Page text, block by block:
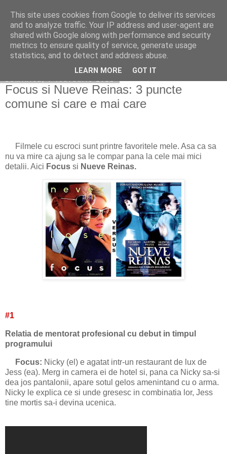
Becerescu.ro
Focus si Nueve Reinas: 3 puncte
comune si care e mai care
Filmele cu escroci sunt printre favoritele mele. Asa ca sa
nu va mire ca ajung sa le compar pana la cele mai mici
detalii. Aici Focus si Nueve Reinas.
#1
Relatia de mentorat profesional cu debut in timpul
programului
Focus: Nicky (el) e agatat intr-un restaurant de lux de
Jess (ea). Merg in camera ei de hotel si, pana ca Nicky sa-si
dea jos pantalonii, apare sotul gelos amenintand cu o arma.
Nicky le explica ce si unde gresesc in combinatia lor, Jess
tine mortis sa-i devina ucenica.
This site uses cookies from Google to deliver its services
and to analyze traffic. Your IP address and user-agent are
shared with Google along with performance and security
metrics to ensure quality of service, generate usage
statistics, and to detect and address abuse.
LEARN MORE GOT IT